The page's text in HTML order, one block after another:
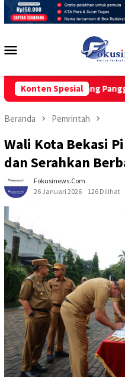
Loncat
Konten Spesial
Guncang Panggung
Beranda Pemrintah
Wali Kota Bekasi
dan Serahkan
Fokusinews.com
26 Januari 2026
126 Dilihat